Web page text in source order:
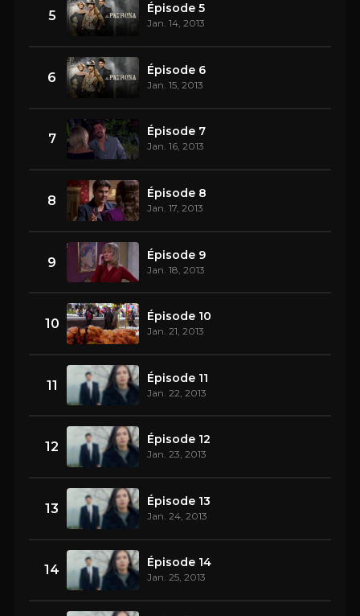
5 Épisode 5
Jan. 14, 2013
6 Épisode 6
Jan. 15, 2013
7 Épisode 7
Jan. 16, 2013
8 Épisode 8
Jan. 17, 2013
9 Épisode 9
Jan. 18, 2013
10 Épisode 10
Jan. 21, 2013
11 Épisode 11
Jan. 22, 2013
12 Épisode 12
Jan. 23, 2013
13 Épisode 13
Jan. 24, 2013
14 Épisode 14
Jan. 25, 2013